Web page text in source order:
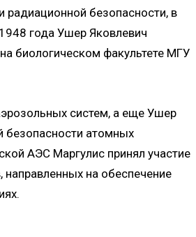
радиационной безопасности, в
года Ушер Яковлевич
биологическом факультете МГУ
систем, а еще Ушер
безопасности атомных
АЭС Маргулис принял участие
на обеспечение